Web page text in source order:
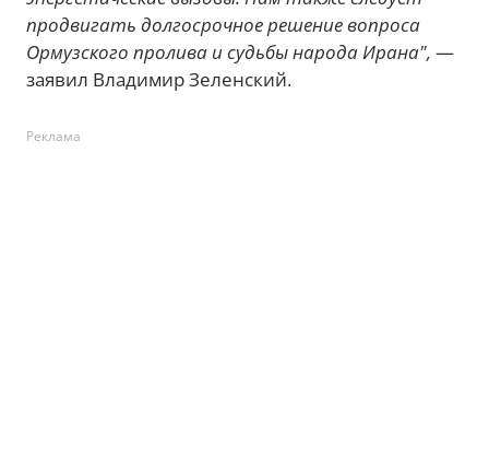
продвигать долгосрочное решение вопроса
Ормузского пролива и судьбы народа Ирана", —
заявил Владимир Зеленский.
Реклама